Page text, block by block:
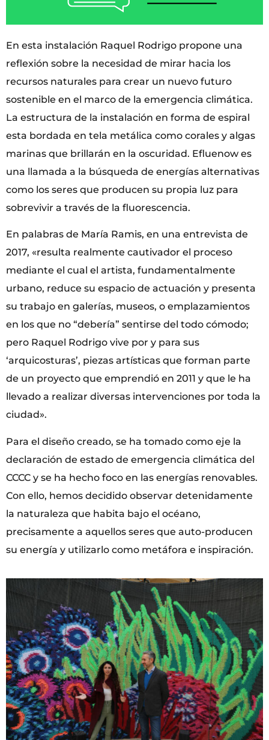
En esta instalación Raquel Rodrigo propone una
reflexión sobre la necesidad de mirar hacia los
recursos naturales para crear un nuevo futuro
sostenible en el marco de la emergencia climática.
La estructura de la instalación en forma de espiral
esta bordada en tela metálica como corales y algas
marinas que brillarán en la oscuridad. Efluenow es
una llamada a la búsqueda de energías alternativas
como los seres que producen su propia luz para
sobrevivir a través de la fluorescencia.
En palabras de María Ramis, en una entrevista de
2017, «resulta realmente cautivador el proceso
mediante el cual el artista, fundamentalmente
urbano, reduce su espacio de actuación y presenta
su trabajo en galerías, museos, o emplazamientos
en los que no “debería” sentirse del todo cómodo;
pero Raquel Rodrigo vive por y para sus
‘arquicosturas’, piezas artísticas que forman parte
de un proyecto que emprendió en 2011 y que le ha
llevado a realizar diversas intervenciones por toda la
ciudad».
Para el diseño creado, se ha tomado como eje la
declaración de estado de emergencia climática del
CCCC y se ha hecho foco en las energías renovables.
Con ello, hemos decidido observar detenidamente
la naturaleza que habita bajo el océano,
precisamente a aquellos seres que auto-producen
su energía y utilizarlo como metáfora e inspiración.